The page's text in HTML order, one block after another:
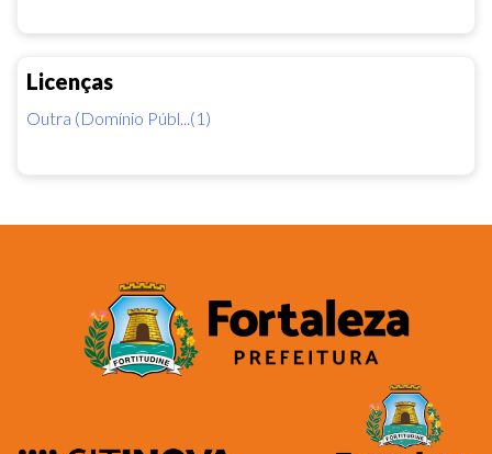
Licenças
Outra (Domínio Públ...(1)